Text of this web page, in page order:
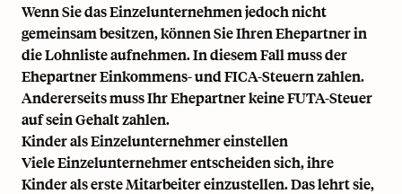
Wenn Sie das Einzelunternehmen jedoch nicht
gemeinsam besitzen, können Sie Ihren Ehepartner in
die Lohnliste aufnehmen. In diesem Fall muss der
Ehepartner Einkommens- und FICA-Steuern zahlen.
Andererseits muss Ihr Ehepartner keine FUTA-Steuer
auf sein Gehalt zahlen.
Kinder als Einzelunternehmer einstellen
Viele Einzelunternehmer entscheiden sich, ihre
Kinder als erste Mitarbeiter einzustellen. Das lehrt sie,